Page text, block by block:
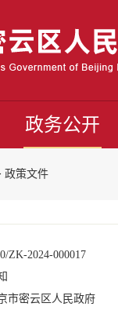
政务公开
政策文件
ZK-2024-000017
市密云区人民政府